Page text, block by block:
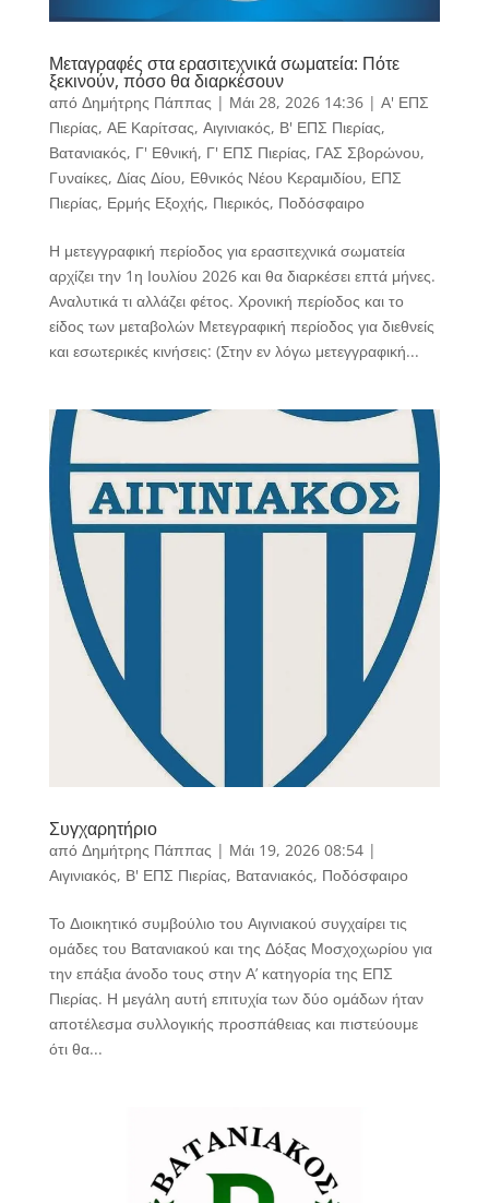
Μεταγραφές στα ερασιτεχνικά σωματεία: Πότε
ξεκινούν, πόσο θα διαρκέσουν
από Δημήτρης Πάππας | Μάι 28, 2026 14:36| Α' ΕΠΣ
Πιερίας, ΑΕ Καρίτσας, Αιγινιακός, Β' ΕΠΣ Πιερίας,
Βατανιακός, Γ' Εθνική, Γ' ΕΠΣ Πιερίας, ΓΑΣ Σβορώνου,
Γυναίκες, Δίας Δίου, Εθνικός Νέου Κεραμιδίου, ΕΠΣ
Πιερίας, Ερμής Εξοχής, Πιερικός, Ποδόσφαιρο
Η μετεγγραφική περίοδος για ερασιτεχνικά σωματεία
αρχίζει την 1η Ιουλίου 2026 και θα διαρκέσει επτά μήνες.
Αναλυτικά τι αλλάζει φέτος. Χρονική περίοδος και το
είδος των μεταβολών Μετεγραφική περίοδος για διεθνείς
και εσωτερικές κινήσεις: (Στην εν λόγω μετεγγραφική...
Συγχαρητήριο
από Δημήτρης Πάππας | Μάι 19, 2026 08:54|
Αιγινιακός, Β' ΕΠΣ Πιερίας, Βατανιακός, Ποδόσφαιρο
Το Διοικητικό συμβούλιο του Αιγινιακού συγχαίρει τις
ομάδες του Βατανιακού και της Δόξας Μοσχοχωρίου για
την επάξια άνοδο τους στην Α’ κατηγορία της ΕΠΣ
Πιερίας. Η μεγάλη αυτή επιτυχία των δύο ομάδων ήταν
αποτέλεσμα συλλογικής προσπάθειας και πιστεύουμε
ότι θα...